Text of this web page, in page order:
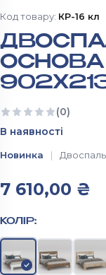
Код товару: КР-16 кл
(0)
Ще немає відгуків
В наявності
Новинка
7 610,00 ₴
КОЛІР: